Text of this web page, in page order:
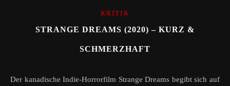
KRITIK
STRANGE DREAMS (2020) – KURZ &
SCHMERZHAFT
Der kanadische Indie-Horrorfilm Strange Dreams begibt sich auf